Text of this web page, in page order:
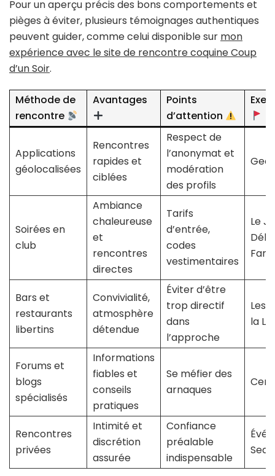
Pour un aperçu précis des bons comportements et
pièges à éviter, plusieurs témoignages authentiques
peuvent guider, comme celui disponible sur mon
expérience avec le site de rencontre coquine Coup
d’un Soir.
Méthode de
rencontre
Avantages
Points
d’attention
Applications
géolocalisées
Rencontres
rapides et
ciblées
Respect de
l’anonymat et
modération
des profils
Soirées en
club
Ambiance
chaleureuse
et
rencontres
directes
Tarifs
d’entrée,
codes
vestimentaires
Le
Bars et
restaurants
libertins
Convivialité,
atmosphère
détendue
Éviter d’être
trop directif
dans
l’approche
Les
la
Forums et
blogs
spécialisés
Informations
fiables et
conseils
pratiques
Se méfier des
arnaques
Rencontres
privées
Intimité et
discrétion
assurée
Confiance
préalable
indispensable